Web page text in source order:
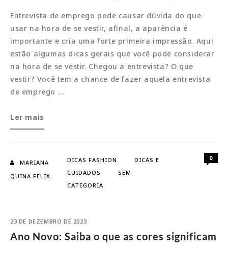
Entrevista de emprego pode causar dúvida do que
usar na hora de se vestir, afinal, a aparência é
importante e cria uma forte primeira impressão. Aqui
estão algumas dicas gerais que você pode considerar
na hora de se vestir. Chegou a entrevista? O que
vestir? Você tem a chance de fazer aquela entrevista
de emprego …
Entrevista
de
o
que
Ler mais
MARIANA
QUINA FELIX
DICAS FASHION
DICAS E
CUIDADOS
SEM
CATEGORIA
0
23 DE DEZEMBRO DE 2023
Ano Novo: Saiba o que as cores significam